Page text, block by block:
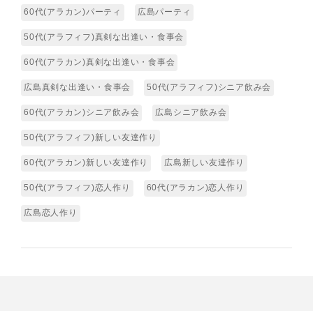
60代(アラカン)パーティ 広島パーティ
50代(アラフィフ)真剣な出逢い・食事会
60代(アラカン)真剣な出逢い・食事会
広島真剣な出逢い・食事会 50代(アラフィフ)シニア飲み会
60代(アラカン)シニア飲み会 広島シニア飲み会
50代(アラフィフ)新しい友達作り
60代(アラカン)新しい友達作り 広島新しい友達作り
50代(アラフィフ)恋人作り 60代(アラカン)恋人作り
広島恋人作り